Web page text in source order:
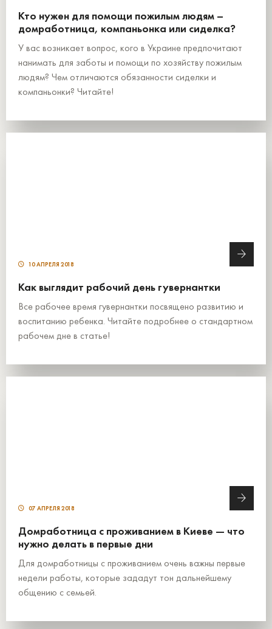
Кто нужен для помощи пожилым людям –
домработница, компаньонка или сиделка?
У вас возникает вопрос, кого в Украине предпочитают
нанимать для заботы и помощи по хозяйству пожилым
людям? Чем отличаются обязанности сиделки и
компаньонки? Читайте!
10 АПРЕЛЯ 2018
Как выглядит рабочий день гувернантки
Все рабочее время гувернантки посвящено развитию и
воспитанию ребенка. Читайте подробнее о стандартном
рабочем дне в статье!
07 АПРЕЛЯ 2018
Домработница с проживанием в Киеве — что
нужно делать в первые дни
Для домработницы с проживанием очень важны первые
недели работы, которые зададут тон дальнейшему
общению с семьей.